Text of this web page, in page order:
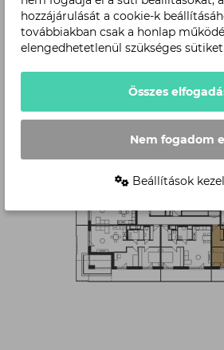
Level
hozzájárulását a cookie-k
továbbiakban csak a honlap
elengedhetetlenül szükséges
Összes
Nem fogadom
Beállítások